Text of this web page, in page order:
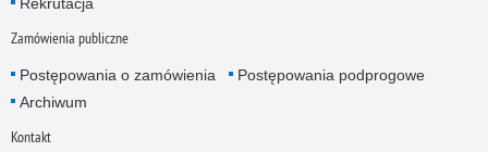
Zamówienia publiczne
Postępowania o zamówienia
Postępowania podprogowe
Archiwum
Kontakt